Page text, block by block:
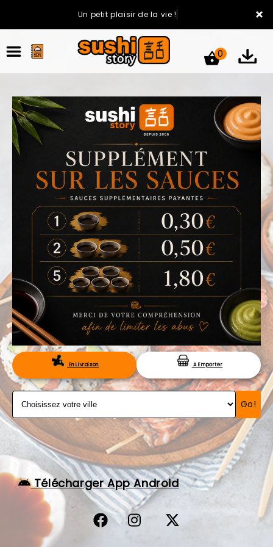
×
Un petit plaisir de la vie !
ACCUEIL
LA CARTE
VOTRE COMPTE
NOTRE RESTAURANT
VOS AVIS
MENTIONS LÉGALES
C.G.V
RÉSERVATION
0
En Livraison A Emporter
Go!
Télécharger App Android